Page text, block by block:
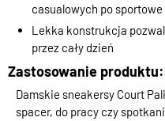
casualowych po sportowe
Lekka konstrukcja
przez cały dzień
Zastosowanie produktu:
Damskie sneakersy Court
spacer, do pracy czy